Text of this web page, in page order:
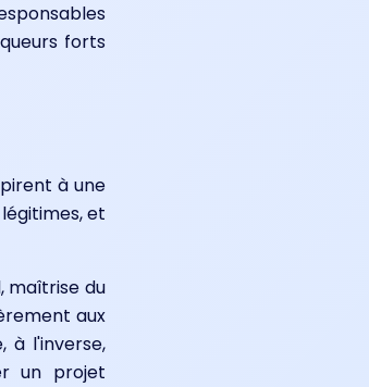
forts
à une
et
maîtrise du
aux
à l'inverse,
un projet